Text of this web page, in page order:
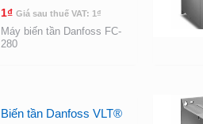
1₫ Giá sau thuế VAT: 1 ₫
Máy biến tần Danfoss FC-
280
Biến tần Danfoss VLT®